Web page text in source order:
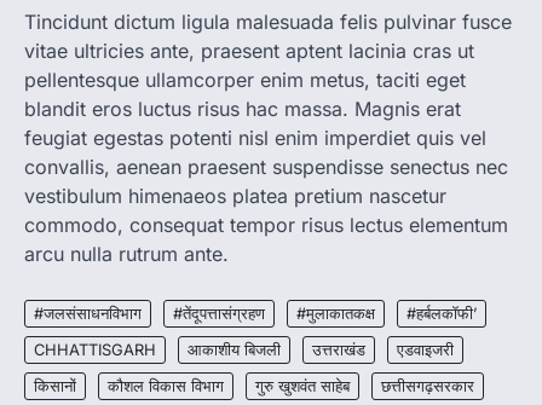
2
कोचिंग संस्थानों से आवेदन आमंत्रित
More Khabar August 6, 2026
रायपुर। शैक्षणिक सत्र 2026-27 में सरगुजा जिले के
शासकीय विद्यालयों में कक्षा 11वीं विज्ञान संकाय…
3
CHHATTISGARH
CG:रायपुर में लिव-इन पार्टनर की मौत से
सनसनी, हत्या का शक
More Khabar
सामने आया है। मुजगहन थाना क्षेत्र के बोरियाकला…
BIG NEWS
CG: राज्य में घुमंतू और बेसहारा पशुओं के लिए
Tincidunt dictum ligula malesuada felis pulvinar fusce
vitae ultricies ante, praesent aptent lacinia cras ut
pellentesque ullamcorper enim metus, taciti eget
blandit eros luctus risus hac massa. Magnis erat
feugiat egestas potenti nisl enim imperdiet quis vel
convallis, aenean praesent suspendisse senectus nec
vestibulum himenaeos platea pretium nascetur
commodo, consequat tempor risus lectus elementum
arcu nulla rutrum ante.
#जलसंसाधनविभाग #तेंदूपत्तासंग्रहण #मुलाकातकक्ष
#हर्बलकॉफी’
CHHATTISGARH
आकाशीय बिजली उत्तराखंड
एडवाइजरी
किसानों
कौशल विकास विभाग गुरु खुशवंत साहेब छत्तीसगढ़सरकार